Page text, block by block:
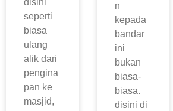
disini
seperti
biasa
ulang
alik dari
pengina
pan ke
masjid,
n
kepada
bandar
ini
bukan
biasa-
biasa.
disini di